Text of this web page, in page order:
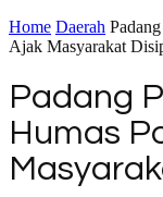
Home Daerah
Ajak Masyarakat
Padang
Humas